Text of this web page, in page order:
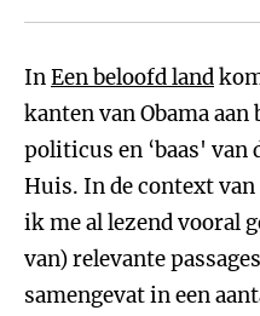
InEen beloofd land
kanten van Obama
politicus en ‘baas'
Huis. In de context
ik me al lezend vooral
van) relevante
samengevat in een